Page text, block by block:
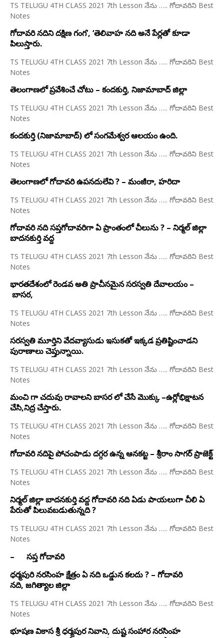
TS TELUGU 4TH CLASS 2021 7th Lesson నేను ….. గోదావరిని Best
Notes
గోదావరి నదిని దక్షిణ గంగ’, ‘తెలివాహ నది అనే పేర్లతో కూడా
పిలుస్తారు.
TS TELUGU 4TH CLASS 2021 7th Lesson నేను ….. గోదావరిని Best
Notes
తెలంగాణలో ప్రవేశించే చోటు – కందకుర్తి, నిజామాబాద్ జిల్లా
TS TELUGU 4TH CLASS 2021 7th Lesson నేను ….. గోదావరిని Best
Notes
కందకుర్తి (నిజామాబాద్) లో సంగమేశ్వర ఆలయం ఉంది.
TS TELUGU 4TH CLASS 2021 7th Lesson నేను ….. గోదావరిని Best
Notes
తెలంగాణలో గోదావరి ఉపనదులేవి ? – మంజీరా, హరిదా
TS TELUGU 4TH CLASS 2021 7th Lesson నేను ….. గోదావరిని Best
Notes
గోదావరి నది సప్తగోదావరిగా ఏ ప్రాంతంలో చీలును ? – నిర్మల్ జిల్లా
బాదనకుర్తి వద్ద
TS TELUGU 4TH CLASS 2021 7th Lesson నేను ….. గోదావరిని Best
Notes
భారతదేశంలో రెండవ అతి ప్రాచీనమైన సరస్వతి దేవాలయం –
బాసర,
TS TELUGU 4TH CLASS 2021 7th Lesson నేను ….. గోదావరిని Best
Notes
సరస్వతి మూర్తిని వేదవ్యాసుడు ఇసుకతో ఇక్కడ ప్రతిష్టించాడని
పురాణాలు చెప్తున్నాయి.
TS TELUGU 4TH CLASS 2021 7th Lesson నేను ….. గోదావరిని Best
Notes
మంచి గా చదువు రావాలని బాసర లో చేసే మొక్కు –ఉర్లోభిక్షాటన
చేసి,నిద్ర చేస్తారు.
TS TELUGU 4TH CLASS 2021 7th Lesson నేను ….. గోదావరిని Best
Notes
గోదావరి నదిపై పోచంపాడు దగ్గర ఉన్న ఆనకట్ట – శ్రీరాం సాగర్ ప్రాజెక్ట్
TS TELUGU 4TH CLASS 2021 7th Lesson నేను ….. గోదావరిని Best
Notes
నిర్మల్ జిల్లా బాదనకుర్తి వద్ద గోదావరి నది ఏడు పాయలుగా చీలి ఏ
పేరుతో పిలువబడుతున్నది ?
TS TELUGU 4TH CLASS 2021 7th Lesson నేను ….. గోదావరిని Best
Notes
– సప్త గోదావరి
ధర్మపురి నరసింహ క్షేత్రం ఏ నది ఒడ్డున కలదు ? – గోదావరి
నది, జగిత్యాల జిల్లా
TS TELUGU 4TH CLASS 2021 7th Lesson నేను ….. గోదావరిని Best
Notes
భూషణ వికాస శ్రీ ధర్మపుర నివాని, దుష్ట సంహార నరసింహ